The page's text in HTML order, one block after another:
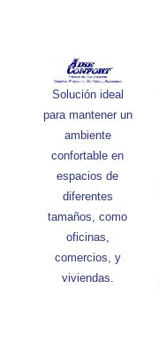
Solución ideal
para mantener un
ambiente
confortable en
espacios de
diferentes
tamaños, como
oficinas,
comercios, y
viviendas.